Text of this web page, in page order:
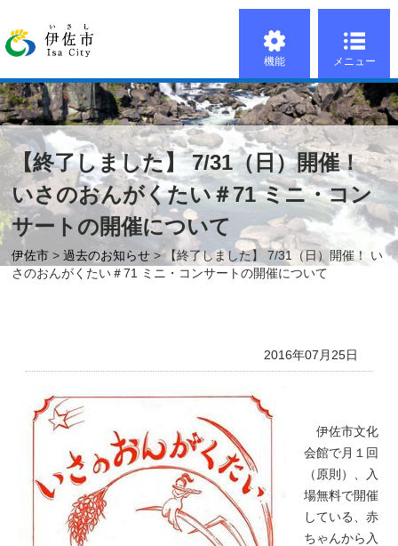
機能 メニュー
【終了しました】 7/31（日）開催！
いさのおんがくたい＃71 ミニ・コン
サートの開催について
伊佐市 >過去のお知らせ > 【終了しました】 7/31（日）開催！ い
さのおんがくたい＃71 ミニ・コンサートの開催について
2016年07月25日
伊佐市文化
会館で月１回
（原則）、入
場無料で開催
している、赤
ちゃんから入